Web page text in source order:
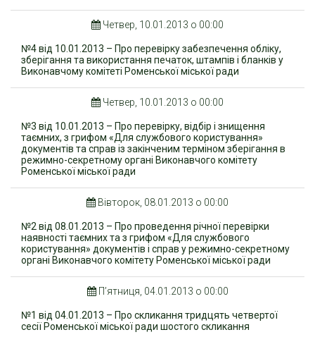
Четвер, 10.01.2013 о 00:00
№4 від 10.01.2013 – Про перевірку забезпечення обліку,
зберігання та використання печаток, штампів і бланків у
Виконавчому комітеті Роменської міської ради
Четвер, 10.01.2013 о 00:00
№3 від 10.01.2013 – Про перевірку, відбір і знищення
таємних, з грифом «Для службового користування»
документів та справ із закінченим терміном зберігання в
режимно-секретному органі Виконавчого комітету
Роменської міської ради
Вівторок, 08.01.2013 о 00:00
№2 від 08.01.2013 – Про проведення річної перевірки
наявності таємних та з грифом «Для службового
користування» документів і справ у режимно-секретному
органі Виконавчого комітету Роменської міської ради
П’ятниця, 04.01.2013 о 00:00
№1 від 04.01.2013 – Про скликання тридцять четвертої
сесії Роменської міської ради шостого скликання